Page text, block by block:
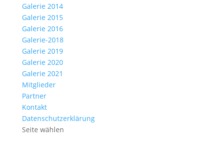
Galerie 2014
Galerie 2015
Galerie 2016
Galerie-2018
Galerie 2019
Galerie 2020
Galerie 2021
Mitglieder
Partner
Kontakt
Datenschutzerklärung
Seite wählen